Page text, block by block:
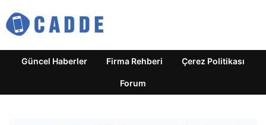
Güncel Haberler Firma Rehberi Çerez Politikası
Forum